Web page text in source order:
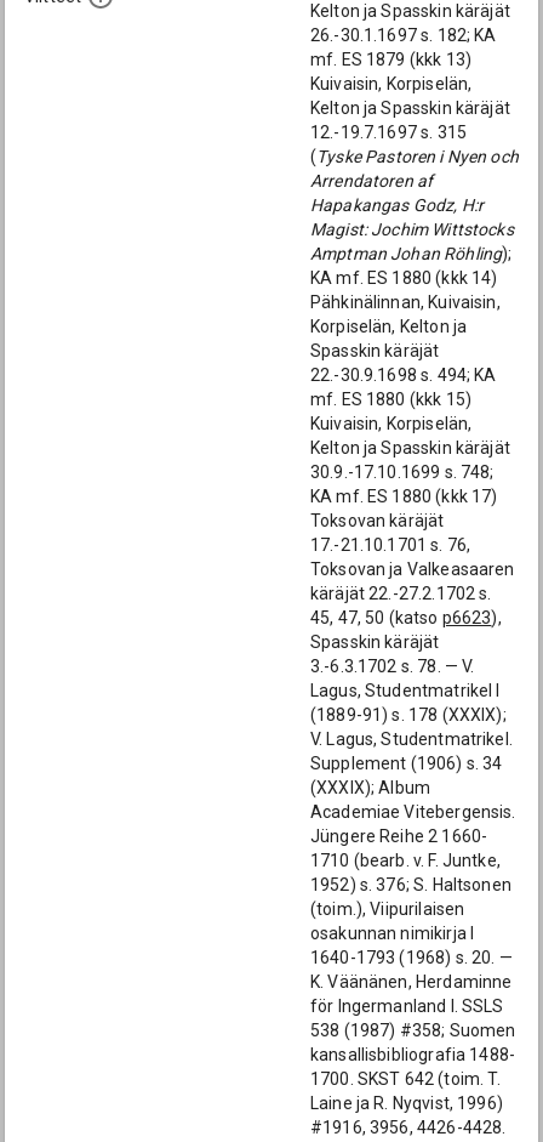
Kelton ja Spasskin käräjät
26.-30.1.1697 s. 182; KA
mf. ES 1879 (kkk 13)
Kuivaisin, Korpiselän,
Kelton ja Spasskin käräjät
12.-19.7.1697 s. 315
(Tyske Pastoren i Nyen och
Arrendatoren af
Hapakangas Godz, H:r
Magist: Jochim Wittstocks
Amptman Johan Röhling);
KA mf. ES 1880 (kkk 14)
Pähkinälinnan, Kuivaisin,
Korpiselän, Kelton ja
Spasskin käräjät
22.-30.9.1698 s. 494; KA
mf. ES 1880 (kkk 15)
Kuivaisin, Korpiselän,
Kelton ja Spasskin käräjät
30.9.-17.10.1699 s. 748;
KA mf. ES 1880 (kkk 17)
Toksovan käräjät
17.-21.10.1701 s. 76,
Toksovan ja Valkeasaaren
käräjät 22.-27.2.1702 s.
45, 47, 50 (katso p6623),
Spasskin käräjät
3.-6.3.1702 s. 78. — V.
Lagus, Studentmatrikel I
(1889-91) s. 178 (XXXIX);
V. Lagus, Studentmatrikel.
Supplement (1906) s. 34
(XXXIX); Album
Academiae Vitebergensis.
Jüngere Reihe 2 1660-
1710 (bearb. v. F. Juntke,
1952) s. 376; S. Haltsonen
(toim.), Viipurilaisen
osakunnan nimikirja I
1640-1793 (1968) s. 20. —
K. Väänänen, Herdaminne
för Ingermanland I. SSLS
538 (1987) #358; Suomen
kansallisbibliografia 1488-
1700. SKST 642 (toim. T.
Laine ja R. Nyqvist, 1996)
#1916, 3956, 4426-4428.